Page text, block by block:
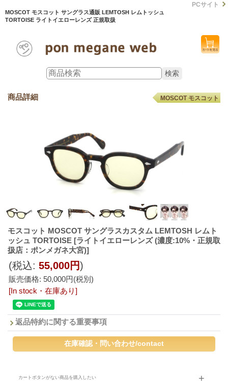
MOSCOT モスコット サングラス通販 LEMTOSH レムトッシュ
TORTOISE ライトイエローレンズ 正規取扱
PCサイト
商品詳細 MOSCOT モスコット
モスコット MOSCOT サングラスカスタム LEMTOSH レムト
ッシュ TORTOISE [ライトイエローレンズ (濃度:10%・正規取
扱店：ポンメガネ大宮)]
販売価格: 50,000円(税別)
(税込: 55,000円)
[In stock・在庫あり]
返品特約に関する重要事項
カートボタンがない商品を購入したい